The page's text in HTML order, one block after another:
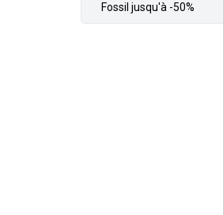
Fossil jusqu'à -50%